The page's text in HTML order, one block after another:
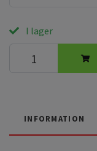
I lager
INFORMATION